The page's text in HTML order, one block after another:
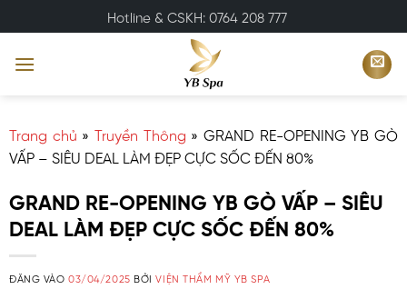
qua
nội
Hotline & CSKH: 0764 208 777
Trang chủ »Truyền Thông »GRAND RE-OPENING YB GÒ
VẤP – SIÊU DEAL LÀM ĐẸP CỰC SỐC ĐẾN 80%
GRAND RE-OPENING YB GÒ VẤP – SIÊU
DEAL LÀM ĐẸP CỰC SỐC ĐẾN 80%
ĐĂNG VÀO03/04/2025 BỞIVIỆN THẨM MỸ YB SPA